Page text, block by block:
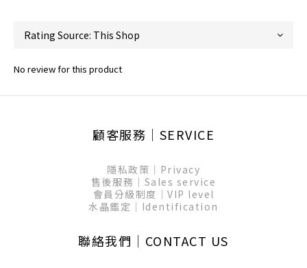
No review for this product
顧客服務│SERVICE
隱私政策│Privacy
售後服務│Sales service
會員分級制度│VIP level
水晶鑑定│Identification
聯絡我們│CONTACT US